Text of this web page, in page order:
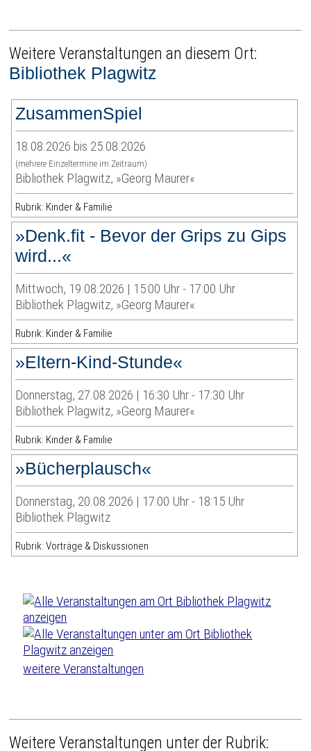
Weitere Veranstaltungen an diesem Ort:
Bibliothek Plagwitz
ZusammenSpiel
18.08.2026 bis 25.08.2026
(mehrere Einzeltermine im Zeitraum)
Bibliothek Plagwitz, »Georg Maurer«
Rubrik: Kinder & Familie
»Denk.fit - Bevor der Grips zu Gips
wird...«
Mittwoch, 19.08.2026 | 15:00 Uhr - 17:00 Uhr
Bibliothek Plagwitz, »Georg Maurer«
Rubrik: Kinder & Familie
»Eltern-Kind-Stunde«
Donnerstag, 27.08.2026 | 16:30 Uhr - 17:30 Uhr
Bibliothek Plagwitz, »Georg Maurer«
Rubrik: Kinder & Familie
»Bücherplausch«
Donnerstag, 20.08.2026 | 17:00 Uhr - 18:15 Uhr
Bibliothek Plagwitz
Rubrik: Vorträge & Diskussionen
weitere Veranstaltungen
Weitere Veranstaltungen unter der Rubrik: